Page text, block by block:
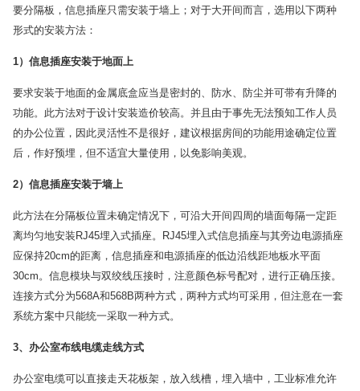
要分隔板，信息插座只需安装于墙上；对于大开间而言，选用以下两种
形式的安装方法：
1）信息插座安装于地面上
要求安装于地面的金属底盒应当是密封的、防水、防尘并可带有升降的
功能。此方法对于设计安装造价较高。并且由于事先无法预知工作人员
的办公位置，因此灵活性不是很好，建议根据房间的功能用途确定位置
后，作好预埋，但不适宜大量使用，以免影响美观。
2）信息插座安装于墙上
此方法在分隔板位置未确定情况下，可沿大开间四周的墙面每隔一定距
离均匀地安装RJ45埋入式插座。RJ45埋入式信息插座与其旁边电源插座
应保持20cm的距离，信息插座和电源插座的低边沿线距地板水平面
30cm。信息模块与双绞线压接时，注意颜色标号配对，进行正确压接。
连接方式分为568A和568B两种方式，两种方式均可采用，但注意在一套
系统方案中只能统一采取一种方式。
3、办公室布线电缆走线方式
办公室电缆可以直接走天花板架，放入线槽，埋入墙中，工业标准允许